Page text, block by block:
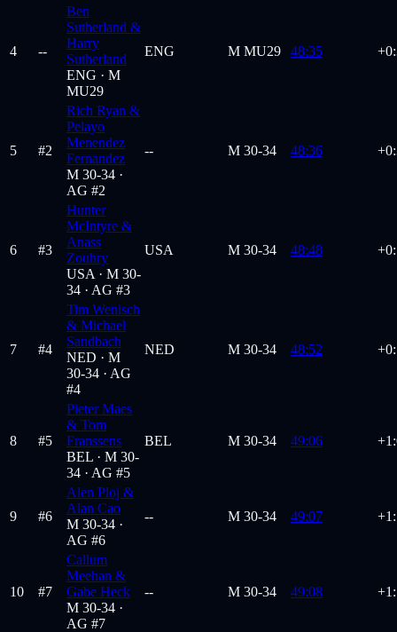
4 --
Ben
Sutherland &
Harry
Sutherland
ENG · M
MU29
ENG M MU29 48:35
5 #2
Rich Ryan &
Pelayo
Menendez
Fernandez
M 30-34 ·
AG #2
-- M 30-34 48:36
6 #3
Hunter
McIntyre &
Anass
Zouhry
USA · M 30-
34 · AG #3
USA M 30-34 48:48
7 #4
Tim Wenisch
& Michael
Sandbach
NED · M
30-34 · AG
#4
NED M 30-34 48:52
8 #5
Pieter Maes
& Tom
Franssens
BEL · M 30-
34 · AG #5
BEL M 30-34 49:06
9 #6
Alen Ploj &
Alan Cao
M 30-34 ·
AG #6
-- M 30-34 49:07
10 #7
Callum
Meehan &
Gabe Heck
M 30-34 ·
AG #7
-- M 30-34 49:08